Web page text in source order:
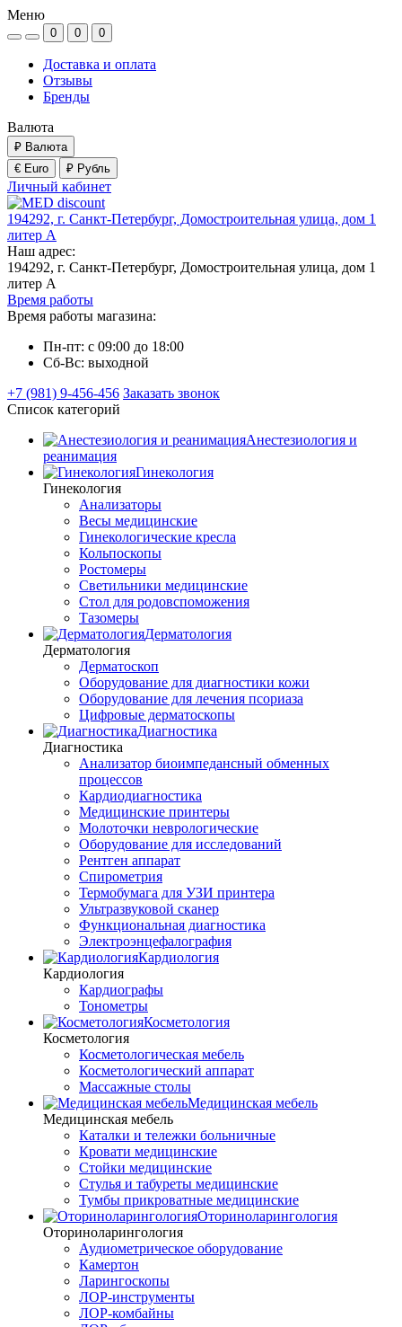
Меню
0 0 0
Доставка и оплата
Отзывы
Бренды
Валюта
₽ Валюта
€ Euro
₽ Рубль
Личный кабинет
194292, г. Санкт-Петербург, Домостроительная улица, дом 1
литер А
Наш адрес:
194292, г. Санкт-Петербург, Домостроительная улица, дом 1
литер А
Время работы
Время работы магазина:
Пн-пт: с 09:00 до 18:00
Сб-Вс: выходной
+7 (981) 9-456-456 Заказать звонок
Список категорий
Анестезиология и
реанимация
Гинекология
Гинекология
Анализаторы
Весы медицинские
Гинекологические кресла
Кольпоскопы
Ростомеры
Светильники медицинские
Стол для родовспоможения
Тазомеры
Дерматология
Дерматология
Дерматоскоп
Оборудование для диагностики кожи
Оборудование для лечения псориаза
Цифровые дерматоскопы
Диагностика
Диагностика
Анализатор биоимпедансный обменных
процессов
Кардиодиагностика
Медицинские принтеры
Молоточки неврологические
Оборудование для исследований
Рентген аппарат
Спирометрия
Термобумага для УЗИ принтера
Ультразвуковой сканер
Функциональная диагностика
Электроэнцефалография
Кардиология
Кардиология
Кардиографы
Тонометры
Косметология
Косметология
Косметологическая мебель
Косметологический аппарат
Массажные столы
Медицинская мебель
Медицинская мебель
Каталки и тележки больничные
Кровати медицинские
Стойки медицинские
Стулья и табуреты медицинские
Тумбы прикроватные медицинские
Оториноларингология
Оториноларингология
Аудиометрическое оборудование
Камертон
Ларингоскопы
ЛОР-инструменты
ЛОР-комбайны